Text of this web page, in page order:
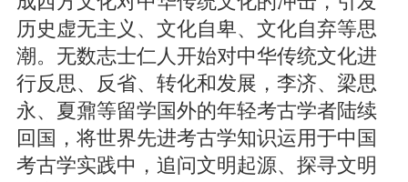
历史虚无主义、文化自卑、文化自弃等思
潮。无数志士仁人开始对中华传统文化进
行反思、反省、转化和发展，李济、梁思
永、夏鼐等留学国外的年轻考古学者陆续
回国，将世界先进考古学知识运用于中国
考古学实践中，追问文明起源、探寻文明